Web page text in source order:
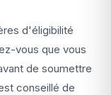
d'éligibilité
vous que vous
de soumettre
conseillé de